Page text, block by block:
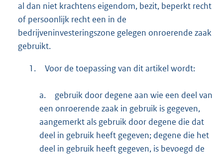
al dan niet krachtens eigendom, bezit, beperkt recht
of persoonlijk recht een in de
bedrijveninvesteringszone gelegen onroerende zaak
gebruikt.
1. Voor de toepassing van dit artikel wordt:
a.
gebruik door degene aan wie een deel van
een onroerende zaak in gebruik is gegeven,
aangemerkt als gebruik door degene die dat
deel in gebruik heeft gegeven; degene die het
deel in gebruik heeft gegeven, is bevoegd de